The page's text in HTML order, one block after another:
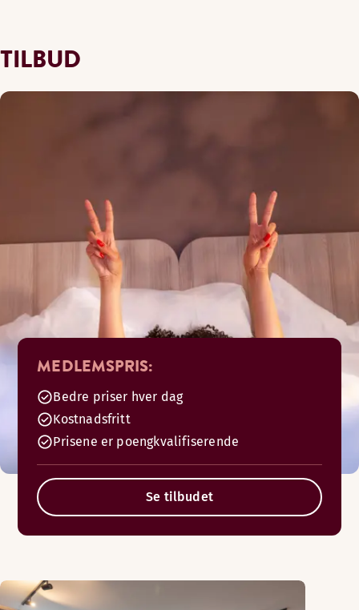
TILBUD
MEDLEMSPRIS:
Bedre priser hver dag
Kostnadsfritt
Prisene er poengkvalifiserende
Se tilbudet